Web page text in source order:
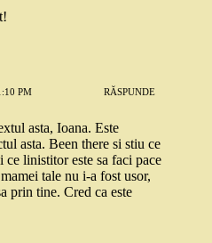
PM RĂSPUNDE
asta, Ioana. Este
asta. Been there si stiu ce
ce linistitor este sa faci pace
tale nu i-a fost usor,
prin tine. Cred ca este